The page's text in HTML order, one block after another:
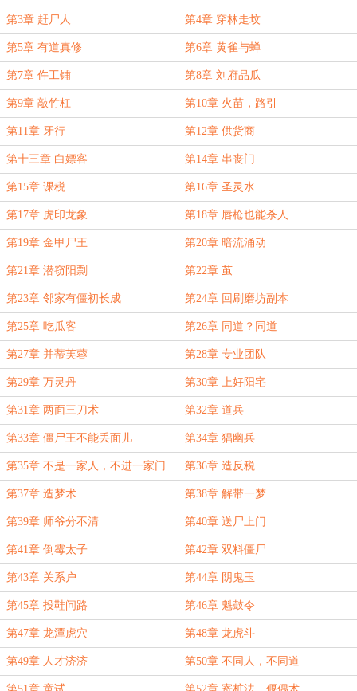
第3章 赶尸人 第4章 穿林走坟
第5章 有道真修 第6章 黄雀与蝉
第7章 仵工铺 第8章 刘府品瓜
第9章 敲竹杠 第10章 火苗，路引
第11章 牙行 第12章 供货商
第十三章 白嫖客 第14章 串丧门
第15章 课税 第16章 圣灵水
第17章 虎印龙象 第18章 唇枪也能杀人
第19章 金甲尸王 第20章 暗流涌动
第21章 潜窃阳剽 第22章 茧
第23章 邻家有僵初长成 第24章 回刷磨坊副本
第25章 吃瓜客 第26章 同道？同道
第27章 并蒂芙蓉 第28章 专业团队
第29章 万灵丹 第30章 上好阳宅
第31章 两面三刀术 第32章 道兵
第33章 僵尸王不能丢面儿 第34章 猖幽兵
第35章 不是一家人，不进一家门 第36章 造反税
第37章 造梦术 第38章 解带一梦
第39章 师爷分不清 第40章 送尸上门
第41章 倒霉太子 第42章 双料僵尸
第43章 关系户 第44章 阴鬼玉
第45章 投鞋问路 第46章 魁鼓令
第47章 龙潭虎穴 第48章 龙虎斗
第49章 人才济济 第50章 不同人，不同道